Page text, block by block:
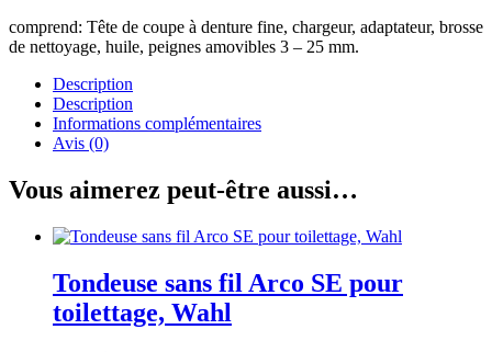
comprend: Tête de coupe à denture fine, chargeur, adaptateur, brosse
de nettoyage, huile, peignes amovibles 3 – 25 mm.
Description
Description
Informations complémentaires
Avis (0)
Vous aimerez peut-être aussi…
Tondeuse sans fil Arco SE pour
toilettage, Wahl